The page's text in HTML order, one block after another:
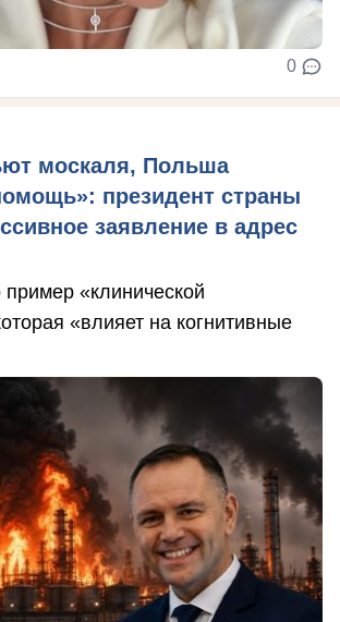
0
москаля, Польша
президент страны
заявление в адрес
«клинической
«влияет на когнитивные